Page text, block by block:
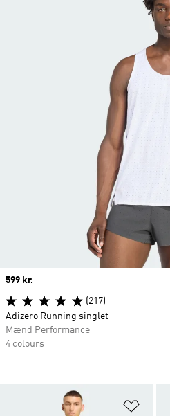
Price
599 kr.
(217)
Adizero Running singlet
Mænd Performance
4 colours